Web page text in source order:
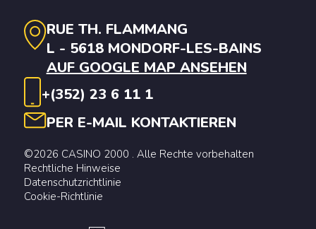
RUE TH. FLAMMANG
L - 5618 MONDORF-LES-BAINS
AUF GOOGLE MAP ANSEHEN
+(352) 23 6 11 1
PER E-MAIL KONTAKTIEREN
©2026 CASINO 2000 . Alle Rechte vorbehalten
Rechtliche Hinweise
Datenschutzrichtlinie
Cookie-Richtlinie